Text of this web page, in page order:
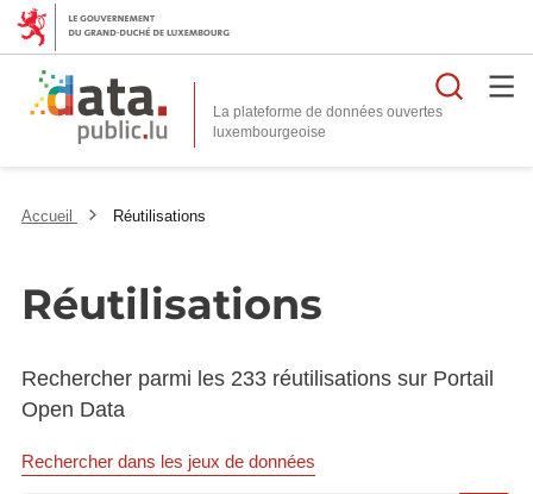
La plateforme de données ouvertes
Accueil Réutilisations
Réutilisations
Rechercher parmi les 233 réutilisations sur Portail
Open Data
Rechercher dans les jeux de données